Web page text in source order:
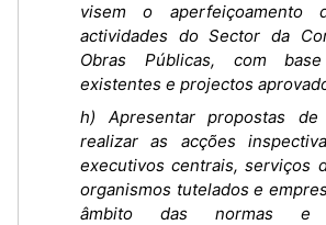
visem o aperfeiçoamento
actividades do Sector da
Obras Públicas, com
existentes e projectos
h) Apresentar propostas de
realizar as acções
executivos centrais, serviços
organismos tutelados e
âmbito das normas e